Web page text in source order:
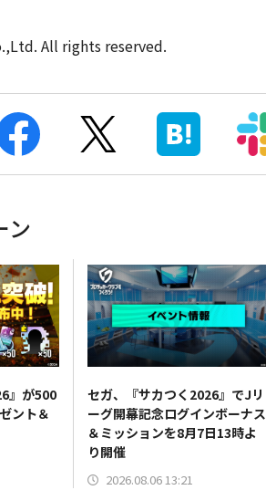
All rights reserved.
ン
』が500
セガ、『サカつく2026』でJリ
ーグ開幕記念ログインボーナス
＆ミッションを8月7日13時よ
り開催
2026.08.06 13:21